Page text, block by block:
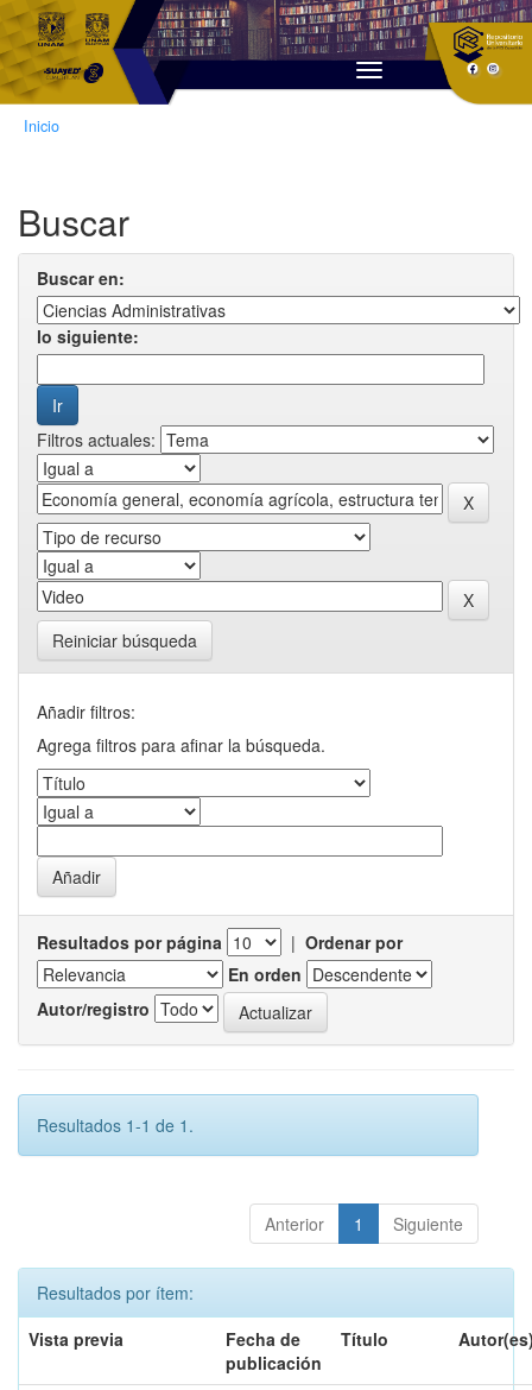
Skip
navigation
Inicio
Buscar
Buscar en:
lo siguiente:
Filtros actuales:
Reiniciar búsqueda
Añadir filtros:
Agrega filtros para afinar la búsqueda.
Resultados por página | Ordenar por
En orden
Autor/registro
Resultados 1-1 de 1.
Anterior 1 Siguiente
Resultados por ítem:
Vista previa
Fecha de
publicación
Título